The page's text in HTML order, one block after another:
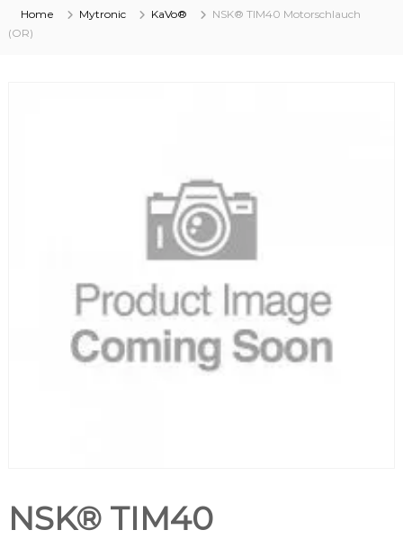
Home Mytronic KaVo®
NSK® TIM40 Motorschlauch
(OR)
NSK® TIM40